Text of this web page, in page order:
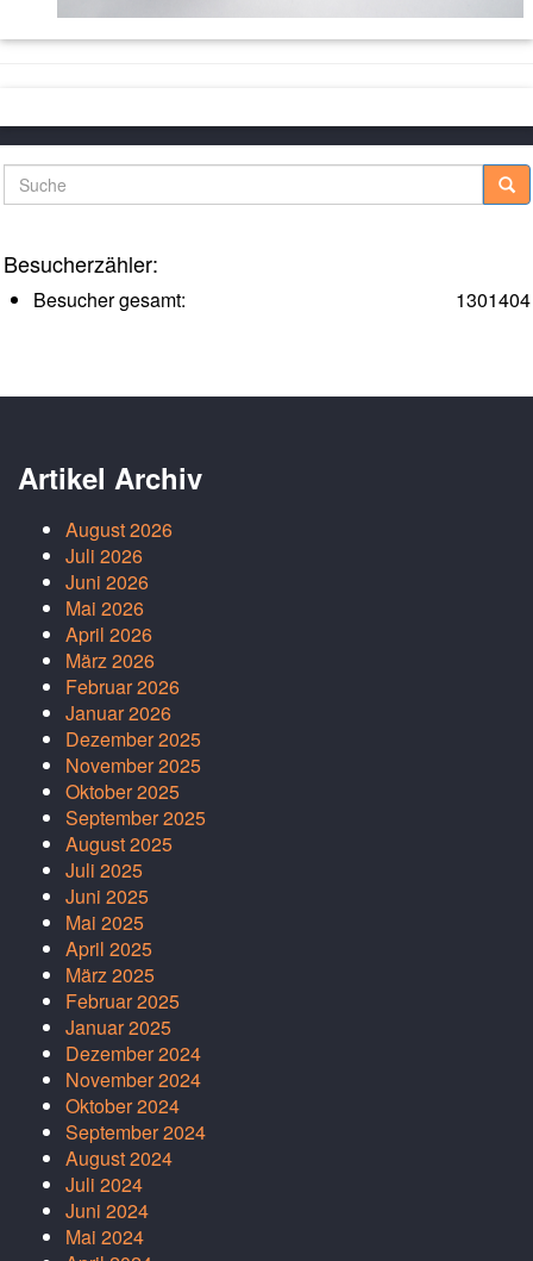
Suche
Besucherzähler:
1301404
Besucher gesamt:
Artikel Archiv
August 2026
Juli 2026
Juni 2026
Mai 2026
April 2026
März 2026
Februar 2026
Januar 2026
Dezember 2025
November 2025
Oktober 2025
September 2025
August 2025
Juli 2025
Juni 2025
Mai 2025
April 2025
März 2025
Februar 2025
Januar 2025
Dezember 2024
November 2024
Oktober 2024
September 2024
August 2024
Juli 2024
Juni 2024
Mai 2024